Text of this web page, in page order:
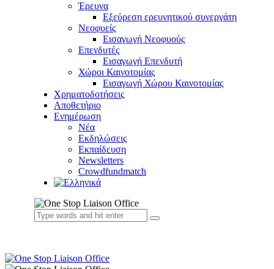
Έρευνα
Εξεύρεση ερευνητικού συνεργάτη
Νεοφυείς
Εισαγωγή Νεοφυούς
Επενδυτές
Εισαγωγή Επενδυτή
Χώροι Καινοτομίας
Εισαγωγή Χώρου Καινοτομίας
Χρηματοδοτήσεις
Αποθετήριο
Ενημέρωση
Νέα
Εκδηλώσεις
Εκπαίδευση
Newsletters
Crowdfundmatch